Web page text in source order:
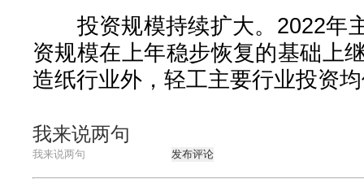
投资规模持续扩大。2022年
资规模在上年稳步恢复的基础上
造纸行业外，轻工主要行业投资
我来说两句
发布评论